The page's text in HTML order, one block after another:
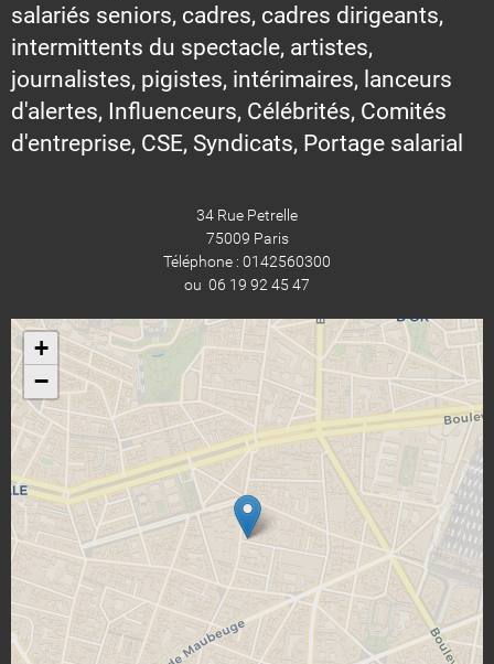
salariés seniors, cadres, cadres dirigeants,
intermittents du spectacle, artistes,
journalistes, pigistes, intérimaires, lanceurs
d'alertes, Influenceurs, Célébrités, Comités
d'entreprise, CSE, Syndicats, Portage salarial
34 Rue Petrelle
75009 Paris
Téléphone : 0142560300
ou 06 19 92 45 47
+
−